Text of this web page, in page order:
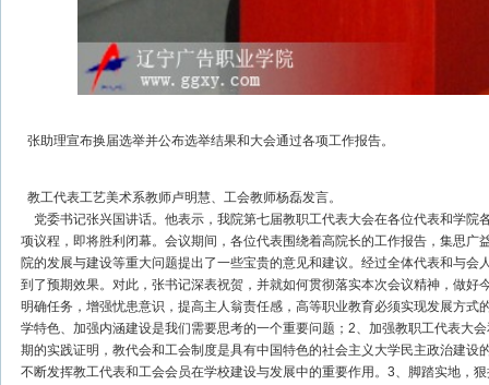
张助理宣布换届选举并公布选举结果和大会通过各项工作报告。
教工代表工艺美术系教师卢明慧、工会教师杨磊发言。
党委书记张兴国讲话。他表示，我院第七届教职工代表大会在各位代表和学院
项议程，即将胜利闭幕。会议期间，各位代表围绕着高院长的工作报告，集思广
院的发展与建设等重大问题提出了一些宝贵的意见和建议。经过全体代表和与会
到了预期效果。对此，张书记深表祝贺，并就如何贯彻落实本次会议精神，做好
明确任务，增强忧患意识，提高主人翁责任感，高等职业教育必须实现发展方式
学特色、加强内涵建设是我们需要思考的一个重要问题；2、加强教职工代表大
期的实践证明，教代会和工会制度是具有中国特色的社会主义大学民主政治建设
不断发挥教工代表和工会会员在学校建设与发展中的重要作用。3、脚踏实地，